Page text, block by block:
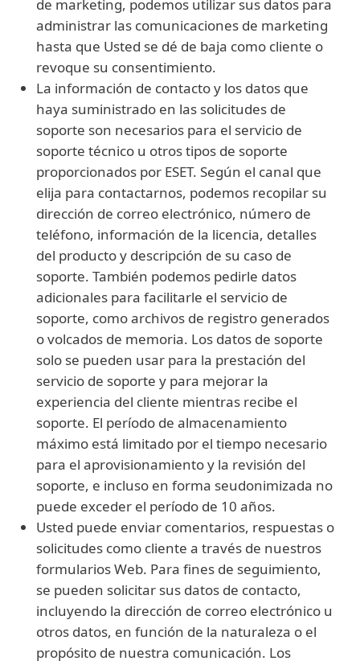
de marketing, podemos utilizar sus datos para
administrar las comunicaciones de marketing
hasta que Usted se dé de baja como cliente o
revoque su consentimiento.
La información de contacto y los datos que
haya suministrado en las solicitudes de
soporte son necesarios para el servicio de
soporte técnico u otros tipos de soporte
proporcionados por ESET. Según el canal que
elija para contactarnos, podemos recopilar su
dirección de correo electrónico, número de
teléfono, información de la licencia, detalles
del producto y descripción de su caso de
soporte. También podemos pedirle datos
adicionales para facilitarle el servicio de
soporte, como archivos de registro generados
o volcados de memoria. Los datos de soporte
solo se pueden usar para la prestación del
servicio de soporte y para mejorar la
experiencia del cliente mientras recibe el
soporte. El período de almacenamiento
máximo está limitado por el tiempo necesario
para el aprovisionamiento y la revisión del
soporte, e incluso en forma seudonimizada no
puede exceder el período de 10 años.
Usted puede enviar comentarios, respuestas o
solicitudes como cliente a través de nuestros
formularios Web. Para fines de seguimiento,
se pueden solicitar sus datos de contacto,
incluyendo la dirección de correo electrónico u
otros datos, en función de la naturaleza o el
propósito de nuestra comunicación. Los